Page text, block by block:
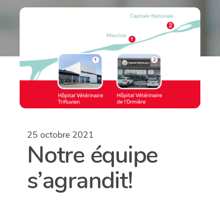
25 octobre 2021
Notre équipe
s’agrandit!